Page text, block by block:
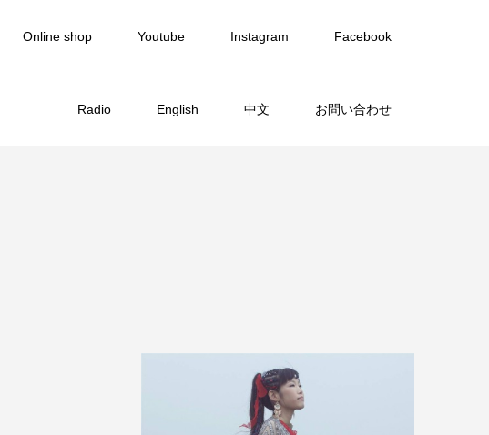
Online shop Youtube Instagram Facebook
Radio English 中文 お問い合わせ